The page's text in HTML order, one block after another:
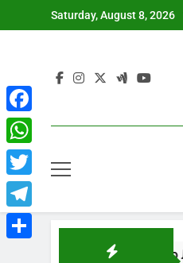
to
Saturday, August 8, 2026
в онлайн казино Лев
Facebook
WhatsApp
Twitter
Telegram